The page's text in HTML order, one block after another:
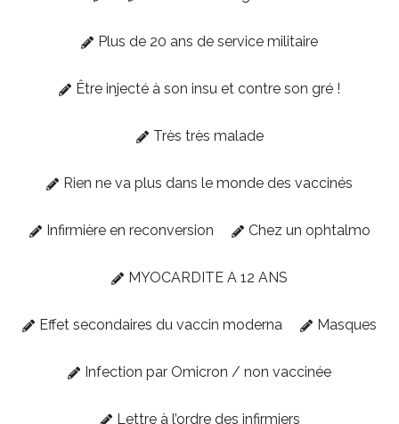
Plus de 20 ans de service militaire
Être injecté à son insu et contre son gré !
Très très malade
Rien ne va plus dans le monde des vaccinés
Infirmière en reconversion Chez un ophtalmo
MYOCARDITE A 12 ANS
Effet secondaires du vaccin moderna Masques
Infection par Omicron / non vaccinée
Lettre à l’ordre des infirmiers